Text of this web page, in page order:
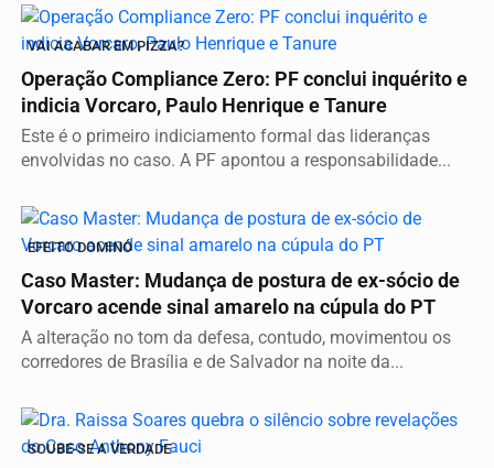
VAI ACABAR EM PIZZA?
Operação Compliance Zero: PF conclui inquérito e
indicia Vorcaro, Paulo Henrique e Tanure
Este é o primeiro indiciamento formal das lideranças
envolvidas no caso. A PF apontou a responsabilidade...
EFEITO DOMINÓ
Caso Master: Mudança de postura de ex-sócio de
Vorcaro acende sinal amarelo na cúpula do PT
A alteração no tom da defesa, contudo, movimentou os
corredores de Brasília e de Salvador na noite da...
SOUBE-SE A VERDADE